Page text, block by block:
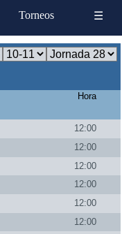
Torneos ☰
Hora
12:00
12:00
12:00
12:00
12:00
12:00